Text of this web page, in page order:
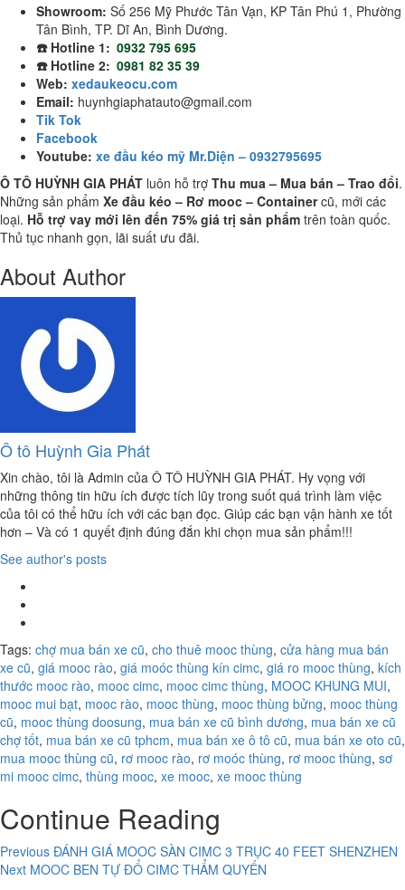
Showroom: Số 256 Mỹ Phước Tân Vạn, KP Tân Phú 1, Phường
Tân Bình, TP. Dĩ An, Bình Dương.
☎️ Hotline 1: 0932 795 695
☎️ Hotline 2: 0981 82 35 39
Web: xedaukeocu.com
Email: huynhgiaphatauto@gmail.com
Tik Tok
Facebook
Youtube: xe đầu kéo mỹ Mr.Diện – 0932795695
Ô TÔ HUỲNH GIA PHÁT luôn hỗ trợ Thu mua – Mua bán – Trao đổi.
Những sản phẩm Xe đầu kéo – Rơ mooc – Containercũ, mới các
loại. Hỗ trợ vay mới lên đến 75% giá trị sản phẩm trên toàn quốc.
Thủ tục nhanh gọn, lãi suất ưu đãi.
About Author
Ô tô Huỳnh Gia Phát
Xin chào, tôi là Admin của Ô TÔ HUỲNH GIA PHÁT. Hy vọng với
những thông tin hữu ích được tích lũy trong suốt quá trình làm việc
của tôi có thể hữu ích với các bạn đọc. Giúp các bạn vận hành xe tốt
hơn – Và có 1 quyết định đúng đắn khi chọn mua sản phẩm!!!
See author's posts
Tags: chợ mua bán xe cũ, cho thuê mooc thùng, cửa hàng mua bán
xe cũ, giá mooc rào, giá moóc thùng kín cimc, giá ro mooc thùng, kích
thước mooc rào, mooc cimc, mooc cimc thùng, MOOC KHUNG MUI,
mooc mui bạt, mooc rào, mooc thùng, mooc thùng bửng, mooc thùng
cũ, mooc thùng doosung, mua bán xe cũ bình dương, mua bán xe cũ
chợ tốt, mua bán xe cũ tphcm, mua bán xe ô tô cũ, mua bán xe oto cũ,
mua mooc thùng cũ, rơ mooc rào, rơ moóc thùng, rơ mooc thùng, sơ
mi mooc cimc, thùng mooc, xe mooc, xe mooc thùng
Continue Reading
Previous ĐÁNH GIÁ MOOC SÀN CIMC 3 TRỤC 40 FEET SHENZHEN
Next MOOC BEN TỰ ĐỔ CIMC THẨM QUYẾN